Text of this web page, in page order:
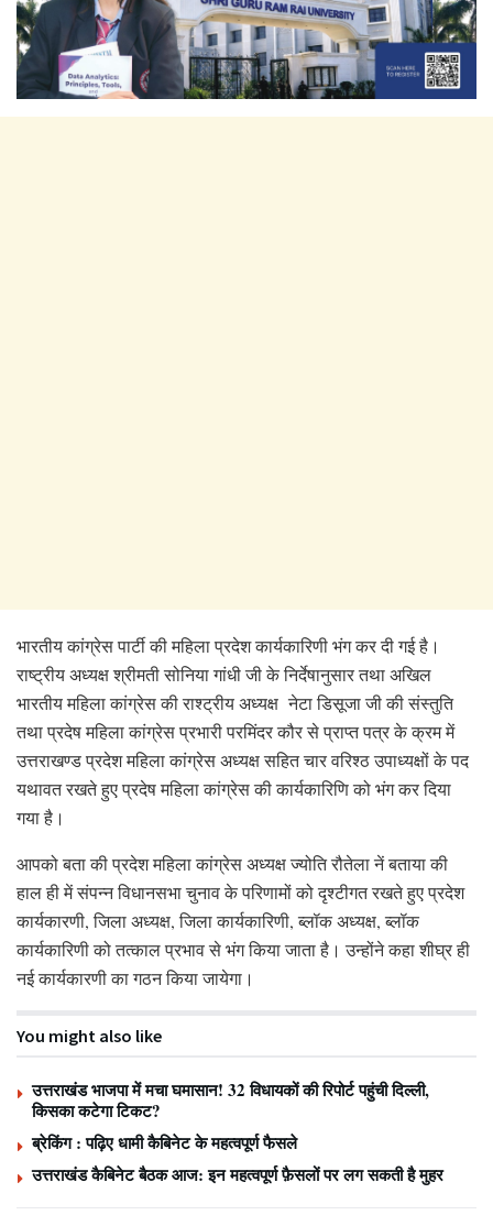
भारतीय कांग्रेस पार्टी की महिला प्रदेश कार्यकारिणी भंग कर दी गई है।
राष्ट्रीय अध्यक्ष श्रीमती सोनिया गांधी जी के निर्देषानुसार तथा अखिल
भारतीय महिला कांग्रेस की राश्ट्रीय अध्यक्ष नेटा डिसूजा जी की संस्तुति
तथा प्रदेष महिला कांग्रेस प्रभारी परमिंदर कौर से प्राप्त पत्र के क्रम में
उत्तराखण्ड प्रदेश महिला कांग्रेस अध्यक्ष सहित चार वरिश्ठ उपाध्यक्षों के पद
यथावत रखते हुए प्रदेष महिला कांग्रेस की कार्यकारिणि को भंग कर दिया
गया है।
आपको बता की प्रदेश महिला कांग्रेस अध्यक्ष ज्योति रौतेला नें बताया की
हाल ही में संपन्न विधानसभा चुनाव के परिणामों को दृश्टीगत रखते हुए प्रदेश
कार्यकारणी, जिला अध्यक्ष, जिला कार्यकारिणी, ब्लॉक अध्यक्ष, ब्लॉक
कार्यकारिणी को तत्काल प्रभाव से भंग किया जाता है। उन्होंने कहा शीघ्र ही
नई कार्यकारणी का गठन किया जायेगा।
You might also like
उत्तराखंड भाजपा में मचा घमासान! 32 विधायकों की रिपोर्ट पहुंची दिल्ली,
किसका कटेगा टिकट?
ब्रेकिंग : पढ़िए धामी कैबिनेट के महत्वपूर्ण फैसले
उत्तराखंड कैबिनेट बैठक आज: इन महत्वपूर्ण फ़ैसलों पर लग सकती है मुहर